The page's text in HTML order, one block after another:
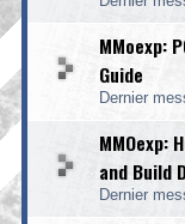
MMoexp:
Guide
Dernier
MMOexp:
and Build
Dernier